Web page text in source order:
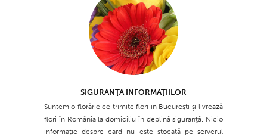
SIGURANŢA INFORMAŢIILOR
Suntem o florărie ce trimite flori în Bucureşti și livrează
flori în România la domiciliu în deplină siguranţă. Nicio
informaţie despre card nu este stocată pe serverul